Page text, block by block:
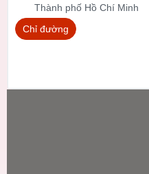
Thành phố Hồ Chí Minh
Chỉ đường